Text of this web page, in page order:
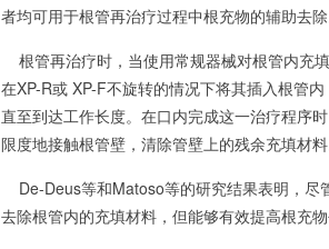
者均可用于根管再治疗过程中根充物的辅助去除
根管再治疗时，当使用常规器械对根管内充
在XP-R或 XP-F不旋转的情况下将其插入根管
直至到达工作长度。在口内完成这一治疗程序
限度地接触根管壁，清除管壁上的残余充填材料
De-Deus等和Matoso等的研究结果表明，尽
去除根管内的充填材料，但能够有效提高根充物